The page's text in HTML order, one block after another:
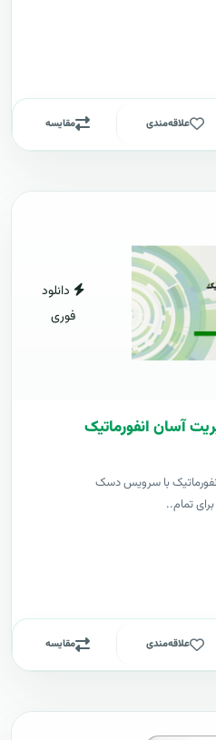
علاقه‌مندی مقایسه
دانلود
فوری
با سرویس دسک
علاقه‌مندی مقایسه